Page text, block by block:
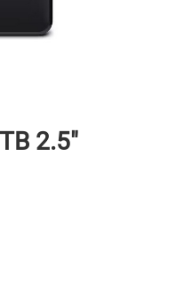
2.5″